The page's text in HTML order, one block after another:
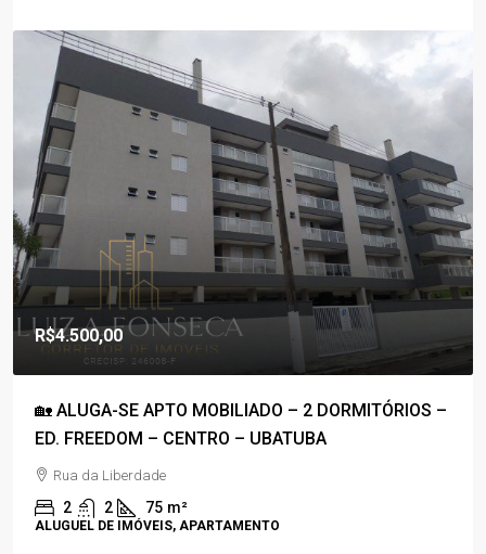
– 2 DORMITÓRIOS –
R$1.800.000,00
/Condomínio
🚀COBERTURA DUPLEX À
50M DA PRAIA – C/ VISTA P/ O
APARTAMENTO, COBERTURA